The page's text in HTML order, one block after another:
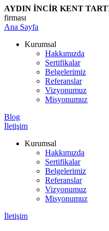
AYDIN İNCİR KENT
firması
Ana Sayfa
Kurumsal
Hakkımızda
Sertifikalar
Belgelerimiz
Referanslar
Vizyonumuz
Misyonumuz
Blog
İletişim
Kurumsal
Hakkımızda
Sertifikalar
Belgelerimiz
Referanslar
Vizyonumuz
Misyonumuz
İletişim